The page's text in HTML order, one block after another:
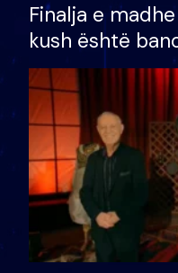
Finalja e
kush është
shtëpinë dhe
të fituar